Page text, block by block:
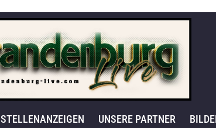
STELLENANZEIGEN UNSERE PARTNER